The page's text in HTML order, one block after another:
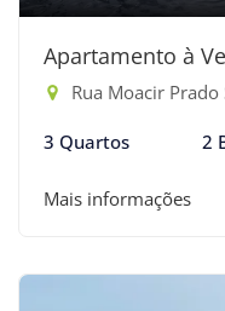
Apartamento à
Rua Moacir
3 Quartos 2
Mais informações